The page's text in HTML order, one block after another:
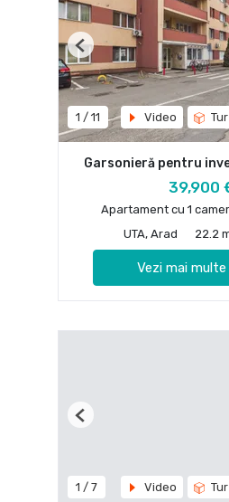
1 / 11 Video
Previous
Garsonieră pentru
39,900
Apartament cu 1
UTA, Arad
22.2
Vezi mai
1 / 7 Video
Previous